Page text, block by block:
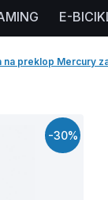
E-
na preklop Mercury
-30%